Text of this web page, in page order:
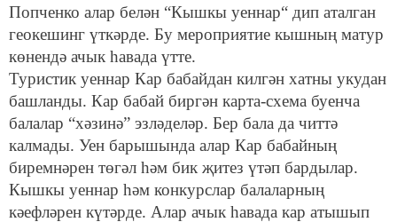
Попченко алар белән “Кышкы уеннар“ дип аталган
геокешинг үткәрде. Бу мероприятие кышның матур
көнендә ачык һавада үтте.
Туристик уеннар Кар бабайдан килгән хатны укудан
башланды. Кар бабай биргән карта-схема буенча
балалар “хәзинә” эзләделәр. Бер бала да читтә
калмады. Уен барышында алар Кар бабайның
биремнәрен төгәл һәм бик җитез үтәп бардылар.
Кышкы уеннар һәм конкурслар балаларның
кәефләрен күтәрде. Алар ачык һавада кар атышып